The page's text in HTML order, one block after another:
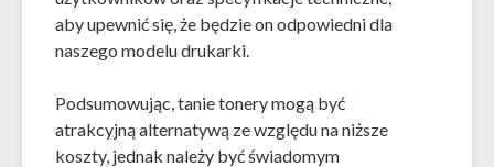
aby upewnić się, że będzie on odpowiedni dla
naszego modelu drukarki.
Podsumowując, tanie tonery mogą być
atrakcyjną alternatywą ze względu na niższe
koszty, jednak należy być świadomym